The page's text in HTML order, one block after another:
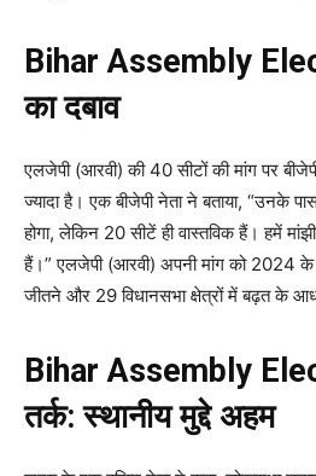
Bihar Assembly
का दबाव
एलजेपी (आरवी) की 40 सीटों की मांग पर
ज्यादा है। एक बीजेपी नेता ने बताया, “उनके
होगा, लेकिन 20 सीटें ही वास्तविक हैं। हमें
हैं।” एलजेपी (आरवी) अपनी मांग को 2024 के
जीतने और 29 विधानसभा क्षेत्रों में बढ़त के
Bihar Assembly
तर्क: स्थानीय मुद्दे अहम